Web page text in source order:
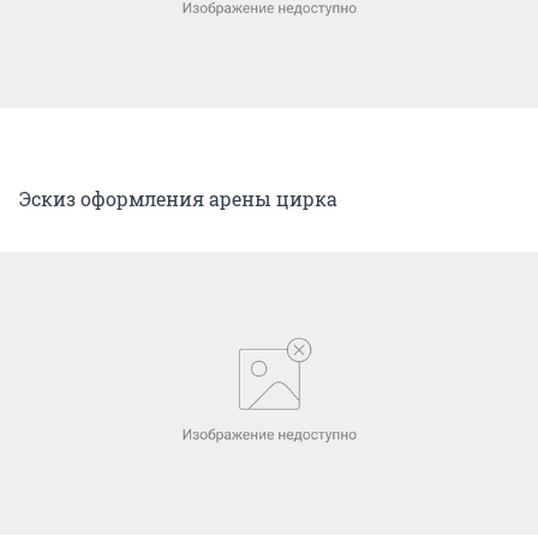
Эскиз оформления арены цирка